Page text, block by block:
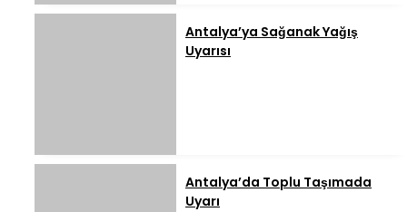
Antalya’ya Sağanak Yağış
Uyarısı
Antalya’da Toplu Taşımada
Uyarı